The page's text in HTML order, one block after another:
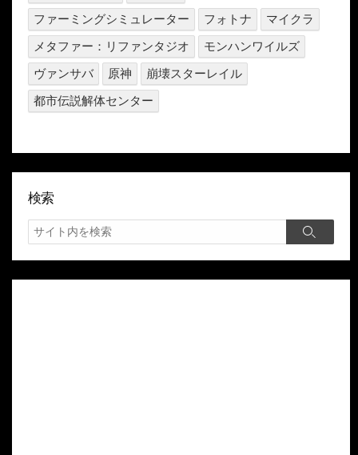
ファーミングシミュレーター
フォトナ
マイクラ
メタファー：リファンタジオ
モンハンワイルズ
ヴァンサバ
原神
崩壊スターレイル
都市伝説解体センター
検索
検
索
検